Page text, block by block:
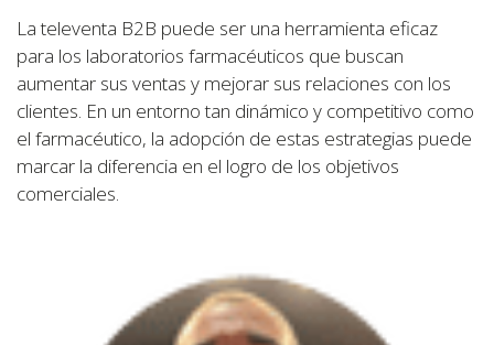
La televenta B2B puede ser una herramienta eficaz
para los laboratorios farmacéuticos que buscan
aumentar sus ventas y mejorar sus relaciones con los
clientes. En un entorno tan dinámico y competitivo como
el farmacéutico, la adopción de estas estrategias puede
marcar la diferencia en el logro de los objetivos
comerciales.